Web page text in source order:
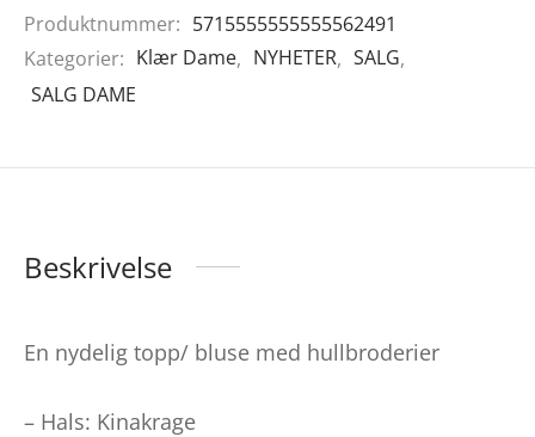
Produktnummer: 5715555555555562491
Kategorier: Klær Dame, NYHETER, SALG,
SALG DAME
Beskrivelse
En nydelig topp/ bluse med hullbroderier
– Hals: Kinakrage